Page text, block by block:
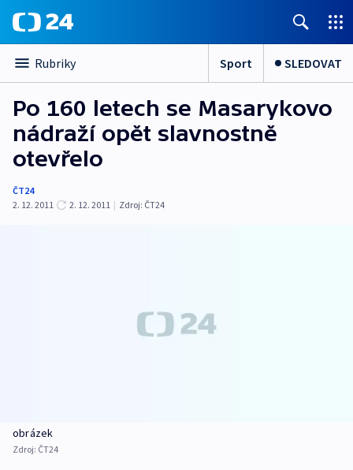
Rubriky Sport SLEDOVAT
Po 160 letech se Masarykovo
nádraží opět slavnostně
otevřelo
ČT24
2. 12. 2011
2. 12. 2011 | Zdroj: ČT24
obrázek
Zdroj: ČT24